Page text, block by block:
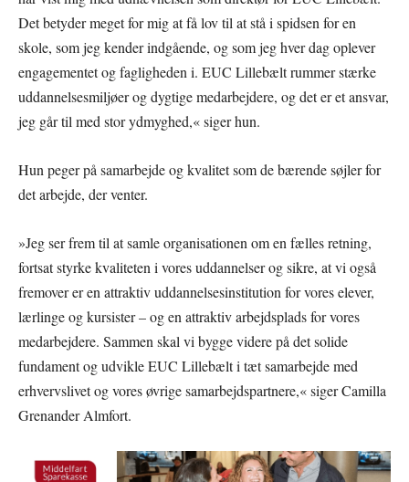
Det betyder meget for mig at få lov til at stå i spidsen for en
skole, som jeg kender indgående, og som jeg hver dag oplever
engagementet og fagligheden i. EUC Lillebælt rummer stærke
uddannelsesmiljøer og dygtige medarbejdere, og det er et ansvar,
jeg går til med stor ydmyghed,« siger hun.
Hun peger på samarbejde og kvalitet som de bærende søjler for
det arbejde, der venter.
»Jeg ser frem til at samle organisationen om en fælles retning,
fortsat styrke kvaliteten i vores uddannelser og sikre, at vi også
fremover er en attraktiv uddannelsesinstitution for vores elever,
lærlinge og kursister – og en attraktiv arbejdsplads for vores
medarbejdere. Sammen skal vi bygge videre på det solide
fundament og udvikle EUC Lillebælt i tæt samarbejde med
erhvervslivet og vores øvrige samarbejdspartnere,« siger Camilla
Grenander Almfort.